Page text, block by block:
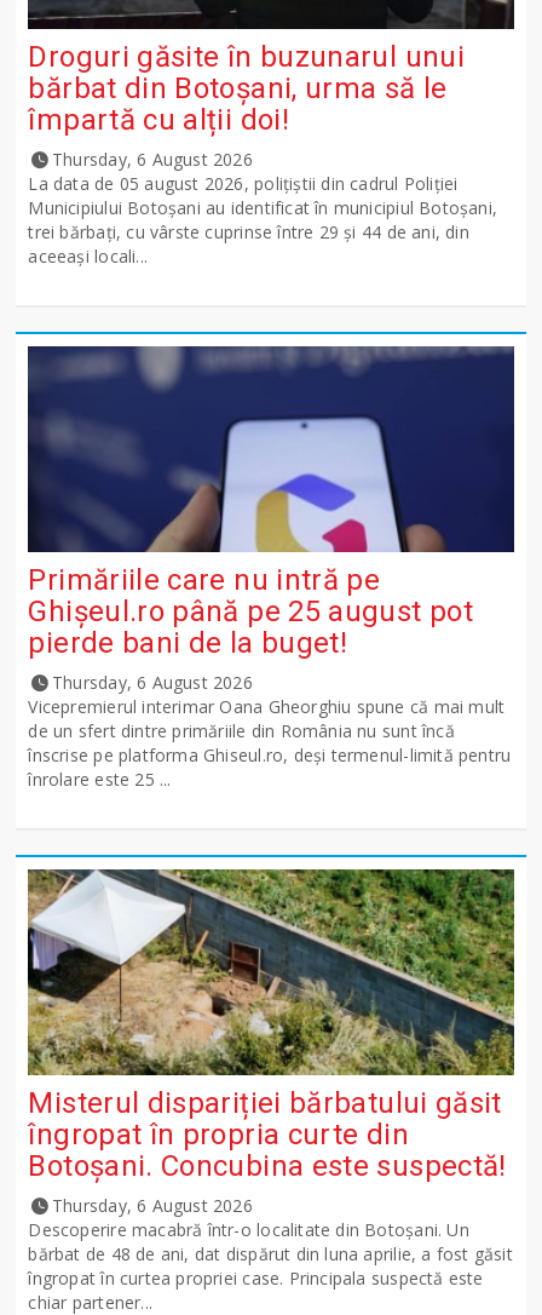
Droguri găsite în buzunarul unui
bărbat din Botoșani, urma să le
împartă cu alții doi!
Thursday, 6 August 2026
La data de 05 august 2026, polițiștii din cadrul Poliției
Municipiului Botoșani au identificat în municipiul Botoșani,
trei bărbați, cu vârste cuprinse între 29 și 44 de ani, din
aceeași locali...
Primăriile care nu intră pe
Ghişeul.ro până pe 25 august pot
pierde bani de la buget!
Thursday, 6 August 2026
Vicepremierul interimar Oana Gheorghiu spune că mai mult
de un sfert dintre primăriile din România nu sunt încă
înscrise pe platforma Ghiseul.ro, deși termenul-limită pentru
înrolare este 25 ...
Misterul dispariției bărbatului găsit
îngropat în propria curte din
Botoșani. Concubina este suspectă!
Thursday, 6 August 2026
Descoperire macabră într-o localitate din Botoșani. Un
bărbat de 48 de ani, dat dispărut din luna aprilie, a fost găsit
îngropat în curtea propriei case. Principala suspectă este
chiar partener...